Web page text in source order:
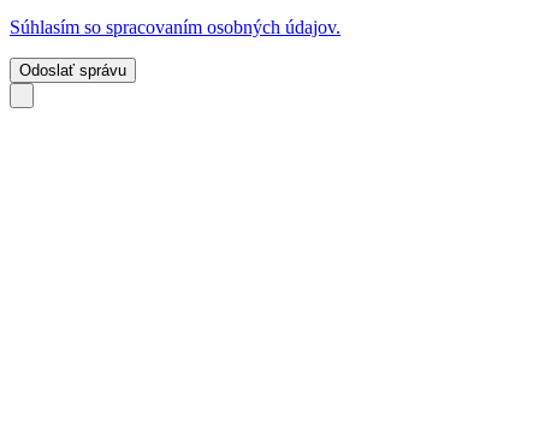
Súhlasím so spracovaním osobných údajov.